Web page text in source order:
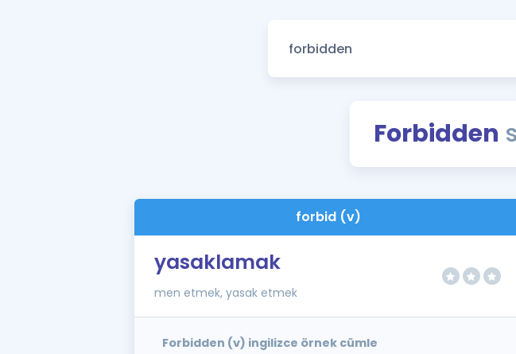
Forbidden
forbid (v)
yasaklamak
men etmek, yasak etmek
Forbidden (v) ingilizce örnek cümle